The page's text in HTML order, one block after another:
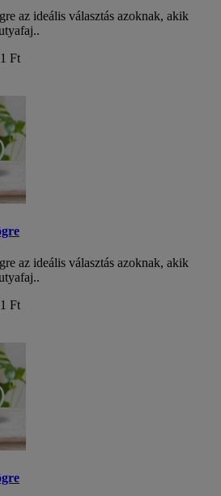
az ideális választás azoknak, akik
Ft
az ideális választás azoknak, akik
Ft